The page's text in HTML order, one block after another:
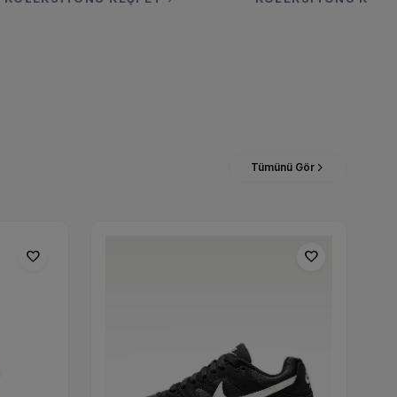
Tümünü Gör
favorite favorite